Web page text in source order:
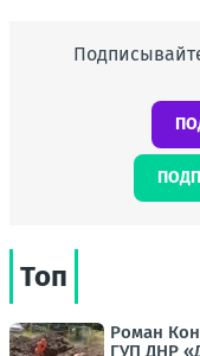
Топ
Роман
ГУП ДНР